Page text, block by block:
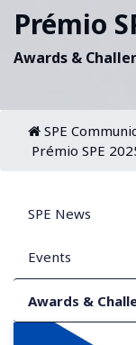
Prémio
Awards &
SPE
Prémio SPE
SPE News
Events
Awards &